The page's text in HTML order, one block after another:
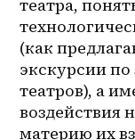
театра,
(как
экскурсии
театров), а
воздействия
материю их